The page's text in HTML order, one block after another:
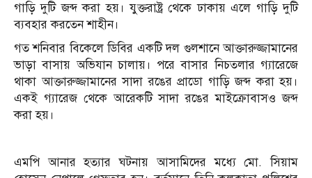
গাড়ি দুটি জব্দ করা হয়। যুক্তরাষ্ট্র থেকে ঢাকায় এলে গাড়ি দুটি
ব্যবহার করতেন শাহীন।
গত শনিবার বিকেলে ডিবির একটি দল গুলশানে আক্তারুজ্জামানের
ভাড়া বাসায় অভিযান চালায়। পরে বাসার নিচতলার গ্যারেজে
থাকা আক্তারুজ্জামানের সাদা রঙের প্রাডো গাড়ি জব্দ করা হয়।
একই গ্যারেজ থেকে আরেকটি সাদা রঙের মাইক্রোবাসও জব্দ
করা হয়।
এমপি আনার হত্যার ঘটনায় আসামিদের মধ্যে মো. সিয়াম